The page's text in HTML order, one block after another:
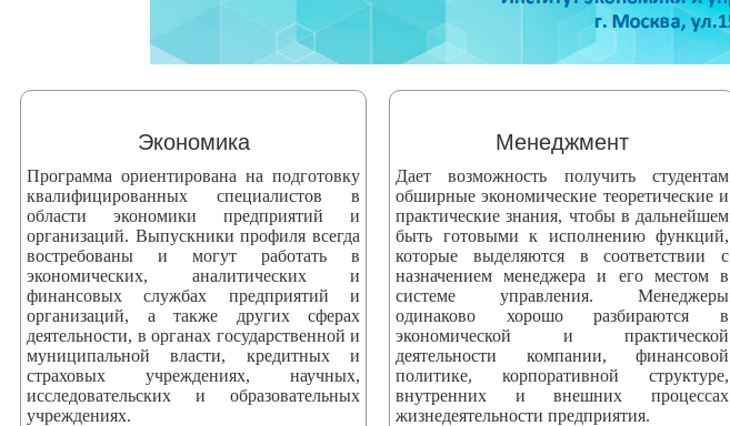
Экономика
Программа ориентирована на подготовку
квалифицированных специалистов в
области экономики предприятий и
организаций. Выпускники профиля всегда
востребованы и могут работать в
экономических, аналитических и
финансовых службах предприятий и
организаций, а также других сферах
деятельности, в органах государственной и
муниципальной власти, кредитных и
страховых учреждениях, научных,
исследовательских и образовательных
учреждениях.
Менеджмент
Дает возможность получить студентам
обширные экономические теоретические и
практические знания, чтобы в дальнейшем
быть готовыми к исполнению функций,
которые выделяются в соответствии с
назначением менеджера и его местом в
системе управления. Менеджеры
одинаково хорошо разбираются в
экономической и практической
деятельности компании, финансовой
политике, корпоративной структуре,
внутренних и внешних процессах
жизнедеятельности предприятия.